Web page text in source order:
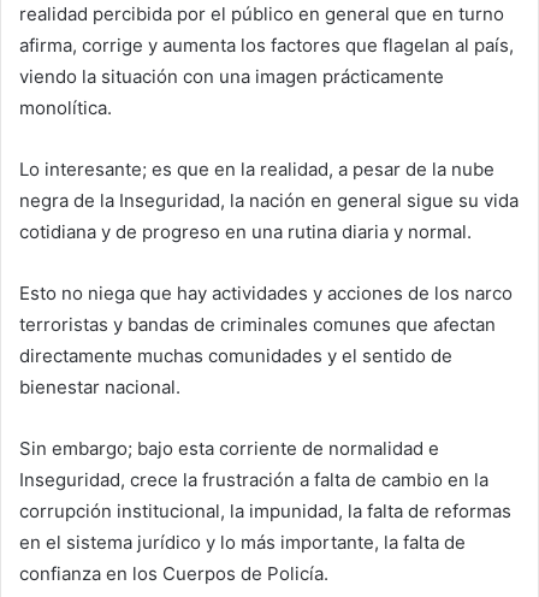
realidad percibida por el público en general que en turno
afirma, corrige y aumenta los factores que flagelan al país,
viendo la situación con una imagen prácticamente
monolítica.
Lo interesante; es que en la realidad, a pesar de la nube
negra de la Inseguridad, la nación en general sigue su vida
cotidiana y de progreso en una rutina diaria y normal.
Esto no niega que hay actividades y acciones de los narco
terroristas y bandas de criminales comunes que afectan
directamente muchas comunidades y el sentido de
bienestar nacional.
Sin embargo; bajo esta corriente de normalidad e
Inseguridad, crece la frustración a falta de cambio en la
corrupción institucional, la impunidad, la falta de reformas
en el sistema jurídico y lo más importante, la falta de
confianza en los Cuerpos de Policía.